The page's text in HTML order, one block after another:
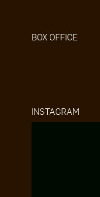
BOX OFFICE
INSTAGRAM